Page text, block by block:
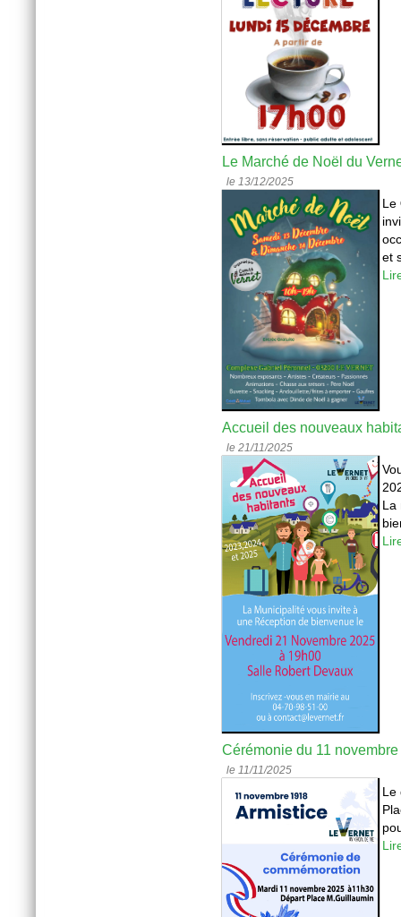
Le Marché de Noël du
le 13/12/2025
Le
et
Accueil des nouveaux
le 21/11/2025
La
Cérémonie du 11 novembre
le 11/11/2025
Le